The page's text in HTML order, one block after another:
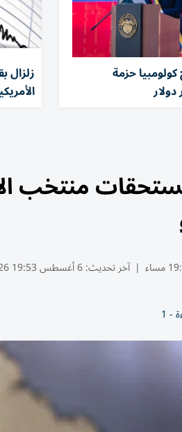
حزمة
منتخب
| آخر تحديث:6 أغسطس 19:53 2026
- 1